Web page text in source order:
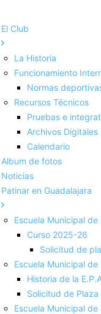
El Club
La Historia
Funcionamiento
Normas
Recursos Técnicos
Pruebas e
Archivos Digitales
Calendario
Album de fotos
Noticias
Patinar en Guadalajara
Escuela Municipal
Curso 2025-26
Solicitud de
Escuela Municipal
Historia de la
Solicitud de Plaza
Escuela Municipal